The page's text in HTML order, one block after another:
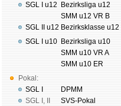
SGL I u12
SGL II u12
SGL I u10
Pokal:
SGL I
SGL I ,
Bezirksliga u12
SMM u12 VR B
Bezirksklasse u12
Bezirksliga u10
SMM u10 VR A
SMM u10 ER
DPMM
SVS-Pokal